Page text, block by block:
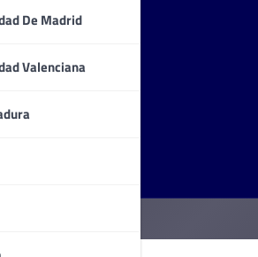
De Madrid
Valenciana
Contacto